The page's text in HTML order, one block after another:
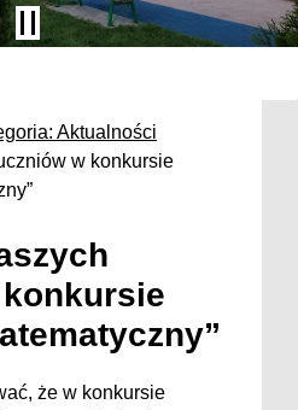
Aktualności
w konkursie
że w konkursie